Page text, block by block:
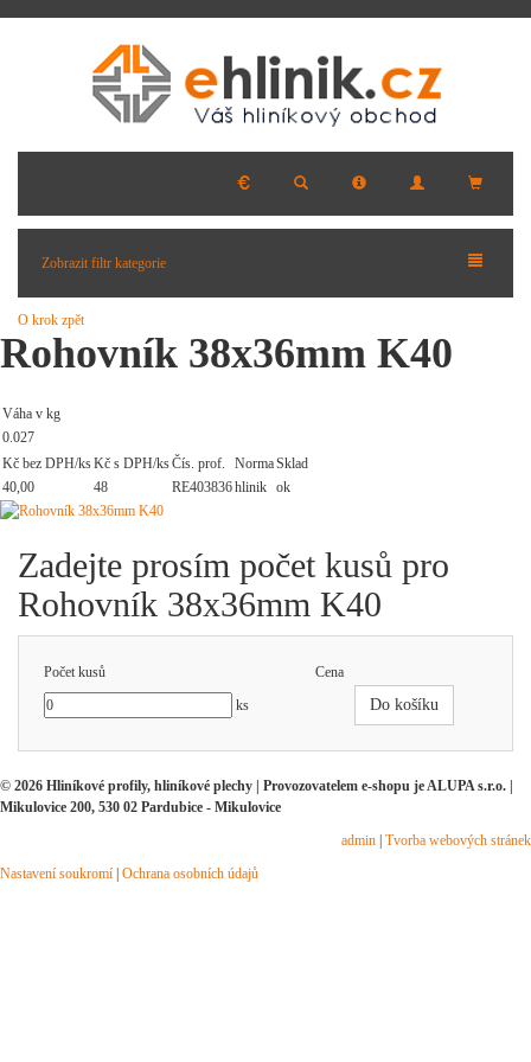
Zobrazit filtr kategorie
O krok zpět
Rohovník 38x36mm K40
Váha v kg
0.027
Kč bez DPH/ksKč s DPH/ksČís. prof. NormaSklad
40,00
48 RE403836hlinik ok
Zadejte prosím počet kusů pro
Rohovník 38x36mm K40
Počet kusů
Cena
ks
Do košíku
© 2026 Hliníkové profily, hliníkové plechy | Provozovatelem e-shopu je ALUPA s.r.o. |
Mikulovice 200, 530 02 Pardubice - Mikulovice
admin Tvorba webových stránek
Nastavení soukromí Ochrana osobních údajů